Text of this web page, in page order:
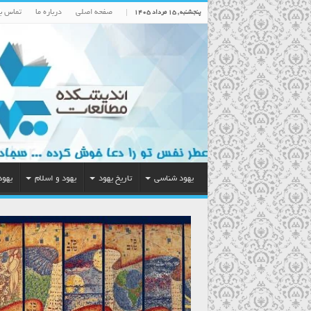
پنجشنبه , ۱۵ مرداد ۱۴۰۵ صفحه اصلی درباره ما تماس
یهود شناسی تاریخ یهود یهود و اسلام